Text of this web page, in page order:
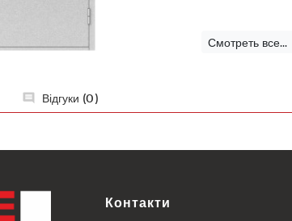
Смотреть все...
Відгуки (0)
Контакти